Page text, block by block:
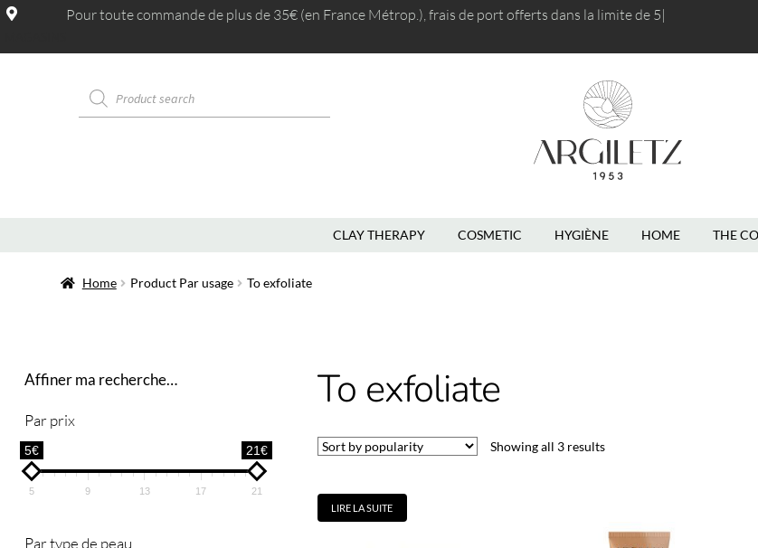
Pour toute commande de plus de 35€ (en France Métrop.), frais de port offerts dans la limite de 5kg
CLAY THERAPY COSMETIC HYGIÈNE HOME THE
Home Product Par usage To exfoliate
To exfoliate
Showing all 3 results
LIRE LA SUITE
Affiner ma recherche…
Par prix
5€ 21€
5 9 13 17 21
Par type de peau